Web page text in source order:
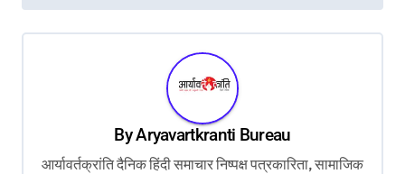
ByAryavartkranti Bureau
आर्यावर्तक्रांति दैनिक हिंदी समाचार निष्पक्ष पत्रकारिता, सामाजिक